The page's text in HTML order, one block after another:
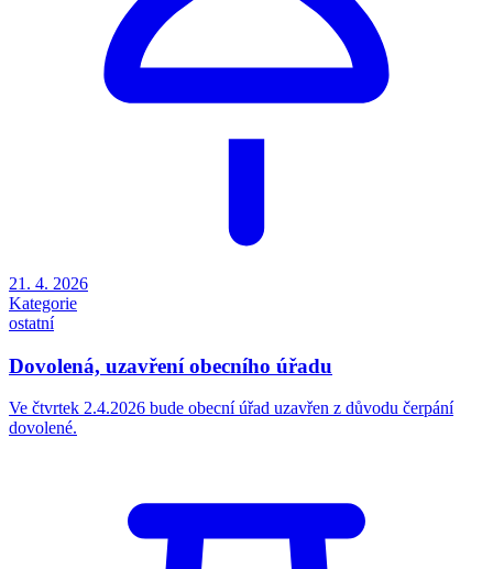
21. 4. 2026
Kategorie
ostatní
Dovolená, uzavření obecního úřadu
Ve čtvrtek 2.4.2026 bude obecní úřad uzavřen z důvodu čerpání
dovolené.